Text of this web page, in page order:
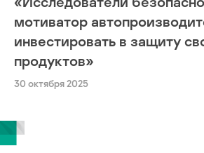
мотиватор
инвестировать в защиту
продуктов»
30 октября 2025